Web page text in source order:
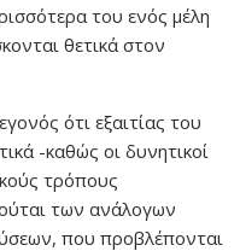
του ενός μέλη
θετικά στον
ότι εξαιτίας του
-καθώς οι δυνητικοί
τρόπους
των ανάλογων
που προβλέπονται